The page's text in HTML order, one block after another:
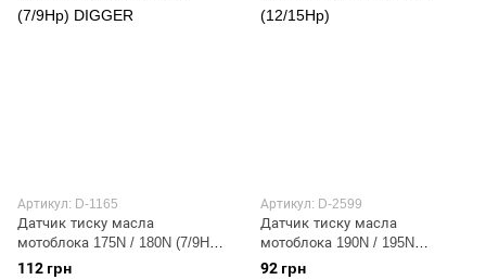
Артикул: D-1165
Датчик тиску масла
мотоблока 175N / 180N (7/9Hp)
DIGGER
112 грн
Артикул: D-2599
Датчик тиску масла
мотоблока 190N / 195N
(12/15Hp)
92 грн